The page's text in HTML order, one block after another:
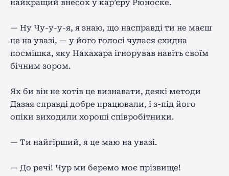
найкращий внесок у кар’єру Рюноске.
— Ну Чу-у-у-я, я знаю, що насправді ти не маєш
це на увазі, — у його голосі чулася єхидна
посмішка, яку Накахара ігнорував навіть своїм
бічним зором.
Як би він не хотів це визнавати, деякі методи
Дазая справді добре працювали, і з-під його
опіки виходили хороші співробітники.
— Ти найгірший, я це маю на увазі.
— До речі! Чур ми беремо моє прізвище!